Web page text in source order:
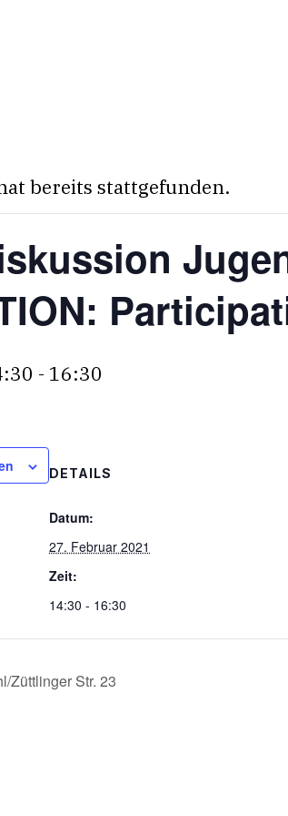
bereits stattgefunden.
- 16:30
DETAILS
Datum:
27. Februar 2021
Zeit:
14:30 - 16:30
Züttlinger Str. 23